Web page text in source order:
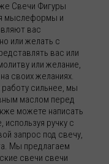
Свечи Фигуры
мыслеформы и
вас
или желать с
вас или
или желание,
своих желаниях.
сильнее, мы
маслом перед
можете написать
ручку с
запрос под свечу,
Мы предлагаем
свечи свечи